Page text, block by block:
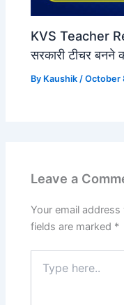
KVS Teacher
सरकारी टीचर बनने
By Kaushik /October
Leave a
Your email
fields are marked *
here..